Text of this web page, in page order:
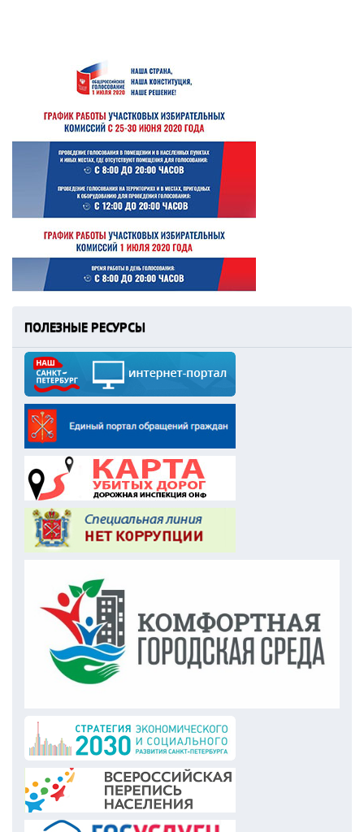
ПОЛЕЗНЫЕ РЕСУРСЫ